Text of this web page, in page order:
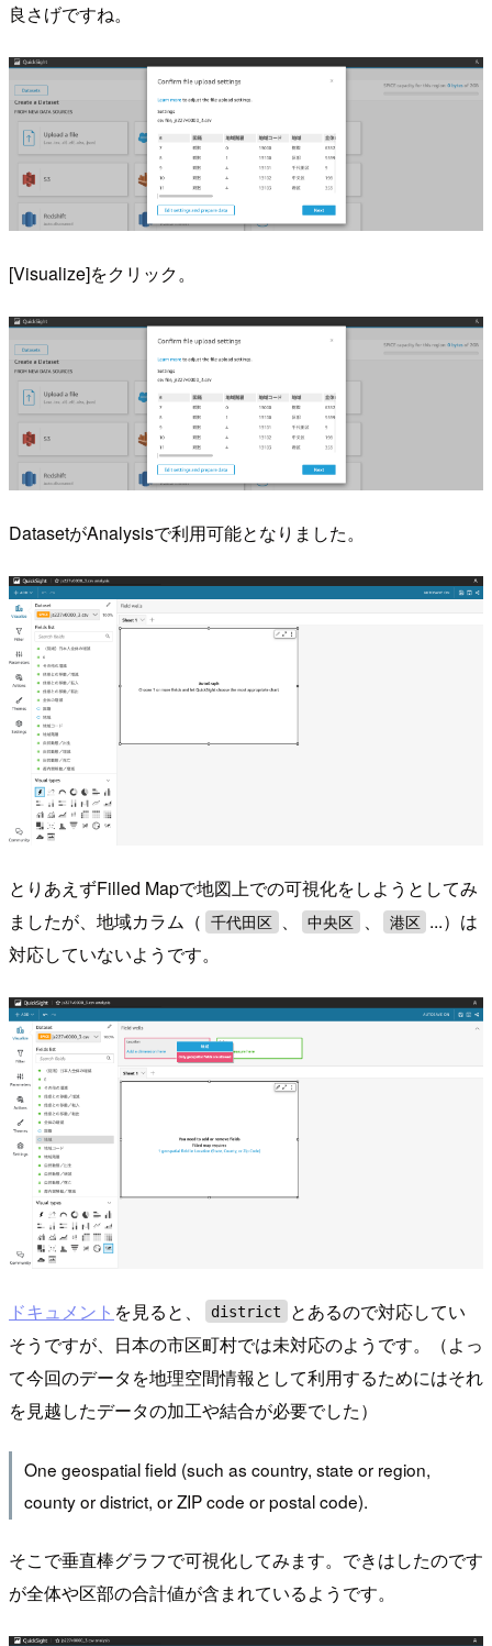
良さげですね。
[Visualize]をクリック。
DatasetがAnalysisで利用可能となりました。
とりあえずFilled Mapで地図上での可視化をしようとしてみ
ましたが、地域カラム（
千代田区 、 中央区 、 港区 ...）は
対応していないようです。
ドキュメント を見ると、 district
とあるので対応してい
そうですが、日本の市区町村では未対応のようです。（よっ
て今回のデータを地理空間情報として利用するためにはそれ
を見越したデータの加工や結合が必要でした）
One geospatial field (such as country, state or region,
county or district, or ZIP code or postal code).
そこで垂直棒グラフで可視化してみます。できはしたのです
が全体や区部の合計値が含まれているようです。